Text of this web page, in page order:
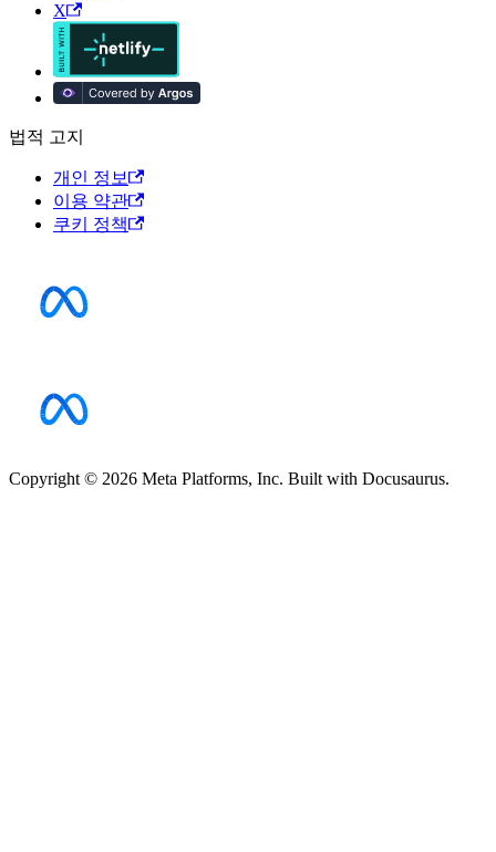
X
법적 고지
개인 정보
이용 약관
쿠키 정책
Copyright © 2026 Meta Platforms, Inc. Built with Docusaurus.